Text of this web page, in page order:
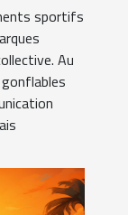
sportifs
Au